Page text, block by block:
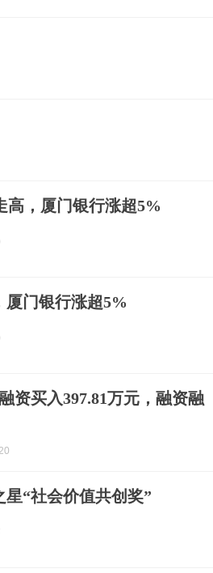
高，厦门银行涨超5%
厦门银行涨超5%
资买入397.81万元，融资融
“社会价值共创奖”